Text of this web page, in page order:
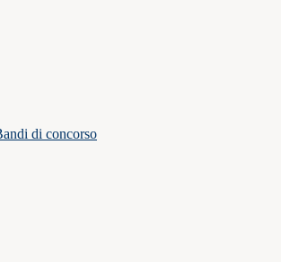
di concorso